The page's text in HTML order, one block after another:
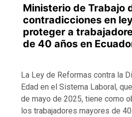
Ministerio de Trabajo
contradicciones en
proteger a
de 40 años en
La Ley de Reformas contra la
Edad en el Sistema Laboral,
de mayo de 2025, tiene como
los trabajadores mayores de 40